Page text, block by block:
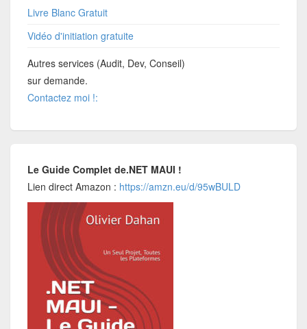
Livre Blanc Gratuit
Vidéo d'initiation gratuite
Autres services (Audit, Dev, Conseil)
sur demande.
Contactez moi !:
Le Guide Complet de.NET MAUI !
Lien direct Amazon : https://amzn.eu/d/95wBULD